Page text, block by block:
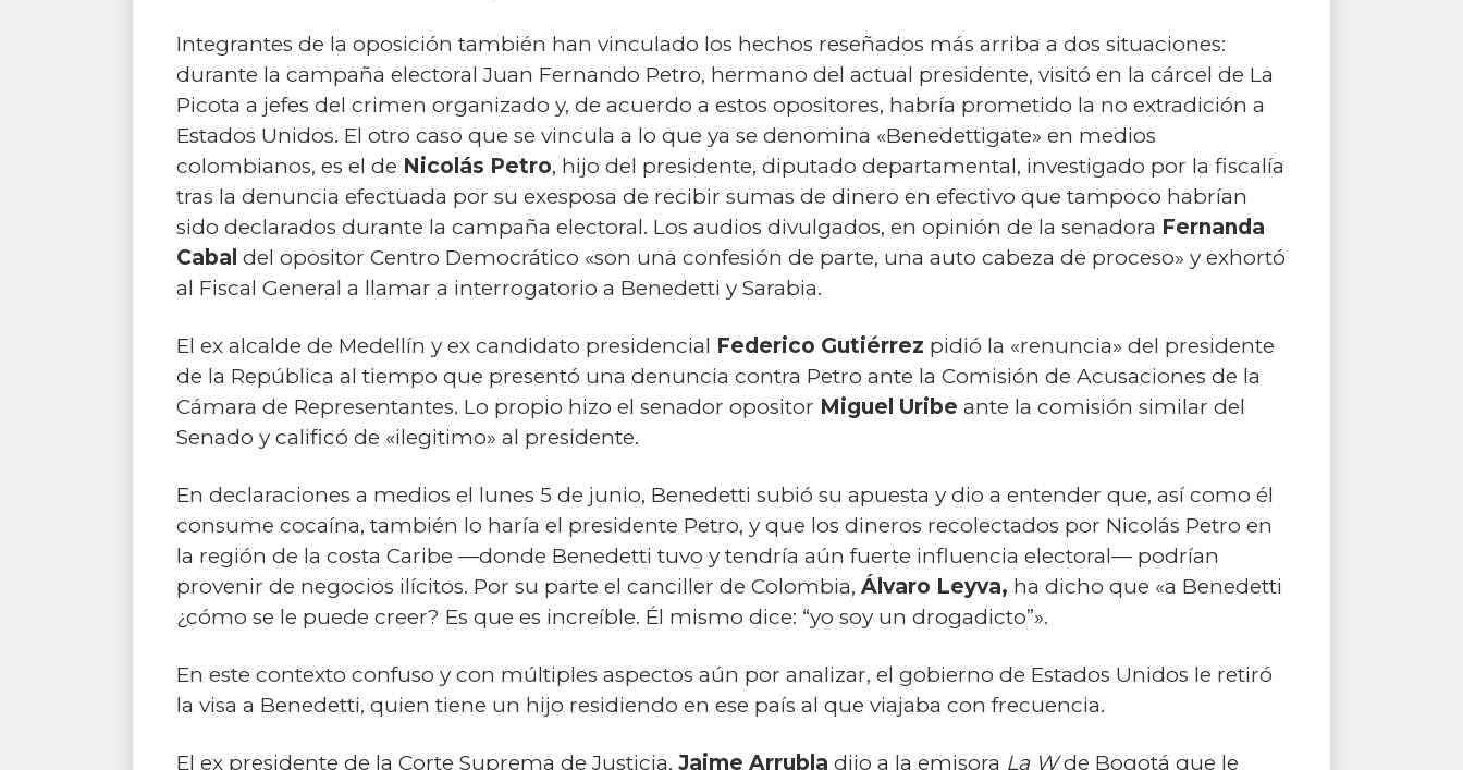
Integrantes de la oposición también han vinculado los hechos reseñados más arriba a dos situaciones:
durante la campaña electoral Juan Fernando Petro, hermano del actual presidente, visitó en la cárcel de La
Picota a jefes del crimen organizado y, de acuerdo a estos opositores, habría prometido la no extradición a
Estados Unidos. El otro caso que se vincula a lo que ya se denomina «Benedettigate» en medios
colombianos, es el de Nicolás Petro, hijo del presidente, diputado departamental, investigado por la fiscalía
tras la denuncia efectuada por su exesposa de recibir sumas de dinero en efectivo que tampoco habrían
sido declarados durante la campaña electoral. Los audios divulgados, en opinión de la senadora Fernanda
Cabal del opositor Centro Democrático «son una confesión de parte, una auto cabeza de proceso» y exhortó
al Fiscal General a llamar a interrogatorio a Benedetti y Sarabia.
El ex alcalde de Medellín y ex candidato presidencial Federico Gutiérrez pidió la «renuncia» del presidente
de la República al tiempo que presentó una denuncia contra Petro ante la Comisión de Acusaciones de la
Cámara de Representantes. Lo propio hizo el senador opositor Miguel Uribe ante la comisión similar del
Senado y calificó de «ilegitimo» al presidente.
En declaraciones a medios el lunes 5 de junio, Benedetti subió su apuesta y dio a entender que, así como él
consume cocaína, también lo haría el presidente Petro, y que los dineros recolectados por Nicolás Petro en
la región de la costa Caribe —donde Benedetti tuvo y tendría aún fuerte influencia electoral— podrían
provenir de negocios ilícitos. Por su parte el canciller de Colombia, Álvaro Leyva, ha dicho que «a Benedetti
¿cómo se le puede creer? Es que es increíble. Él mismo dice: “yo soy un drogadicto”».
En este contexto confuso y con múltiples aspectos aún por analizar, el gobierno de Estados Unidos le retiró
la visa a Benedetti, quien tiene un hijo residiendo en ese país al que viajaba con frecuencia.
El ex presidente de la Corte Suprema de Justicia, Jaime Arrubla dijo a la emisora La Wde Bogotá que le